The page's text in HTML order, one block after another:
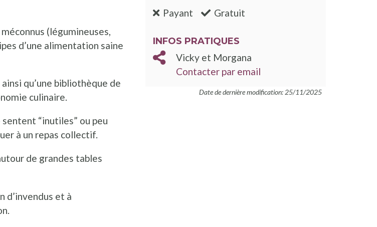
(légumineuses,
d’une alimentation saine
qu’une bibliothèque de
culinaire.
“inutiles” ou peu
à un repas collectif.
de grandes tables
d’invendus et à
Payant :non Gratuit
INFOS PRATIQUES
Vicky et Morgana
Contacter par email
Date de dernière modification: 25/11/2025